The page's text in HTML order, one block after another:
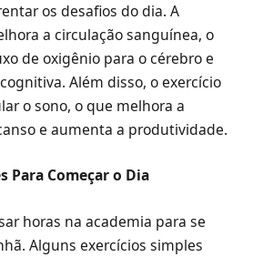
os desafios do dia. A
a circulação sanguínea, o
de oxigênio para o cérebro e
Além disso, o exercício
o sono, o que melhora a
e aumenta a produtividade.
Para Começar o Dia
horas na academia para se
Alguns exercícios simples